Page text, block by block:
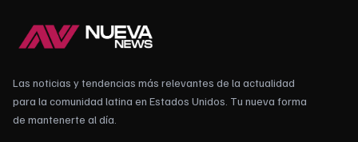
Las noticias y tendencias más relevantes de la actualidad
para la comunidad latina en Estados Unidos. Tu nueva forma
de mantenerte al día.